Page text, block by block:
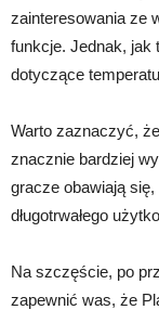
zainteresowania ze
funkcje. Jednak, jak
dotyczące
Warto zaznaczyć,
znacznie bardziej
gracze obawiają
długotrwałego
Na szczęście, po
zapewnić was, że